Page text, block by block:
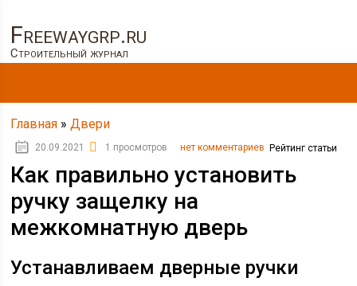
Freewaygrp.ru
Строительный журнал
Главная »Двери
20.09.2021 1 просмотров нет комментариев Рейтинг статьи
Как правильно установить
ручку защелку на
межкомнатную дверь
Устанавливаем дверные ручки